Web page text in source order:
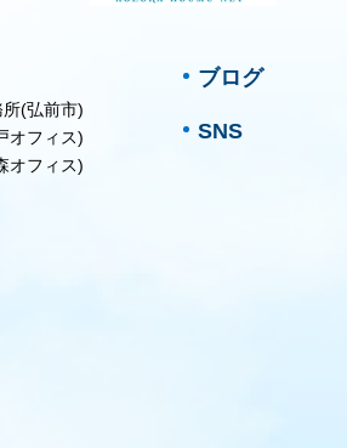
(弘前市)
オフィス)
オフィス)
ブログ
SNS